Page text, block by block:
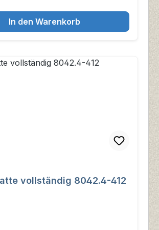
In den Warenkorb
vollständig 8042.4-412